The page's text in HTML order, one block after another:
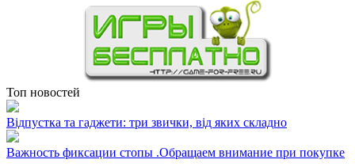
Топ новостей
Відпустка та гаджети: три звички, від яких складно
Важность фиксации стопы .Обращаем внимание при покупке